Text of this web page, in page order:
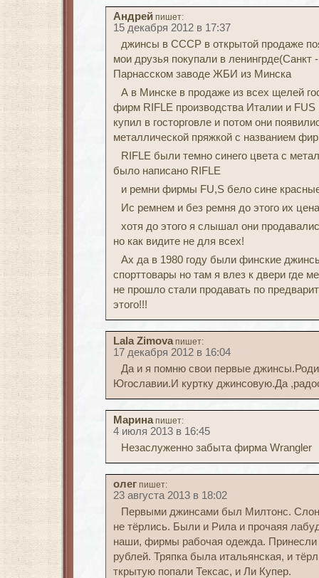
Андрей пишет:
15 декабря 2012 в 17:37
джинсы в СССР в открытой продаже
мои друзья покупали в ленингрде(Санкт
Парнасском заводе ЖБИ из Минска
А в Минске в продаже из всех щелей
фирм RIFLE производства Италии и
купил в госторговле и потом они
металлической пряжкой с названием
RIFLE были темно синего цвета с
было написано RIFLE
и ремни фирмы FU,S бело сине
Ис ремнем и без ремня до этого их
хотя до этого я слышал они
но как видите не для всех!
Ах да в 1980 году были финские
спорттовары но там я влез к двери где
не прошло стали продавать по
этого!!!
Lala Zimova пишет:
17 декабря 2012 в 16:04
Да и я помню свои первые
Югославии.И куртку джинсовую.Да
Марина пишет:
4 июля 2013 в 16:45
Незаслуженно забыта фирма Wrangler
олег пишет:
23 августа 2013 в 18:02
Первыми джинсами был Милтонс.
не тёрлись. Были и Рила и прочаяя
наши, фирмы рабочая одежда. Принесли
рублей. Тряпка была итальянская, и
ткрытую попали Тексас, и Ли Купер.